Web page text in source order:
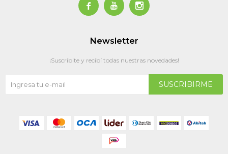
  
Newsletter
¡Suscribite y recibí todas nuestras novedades!
SUSCRIBIRME